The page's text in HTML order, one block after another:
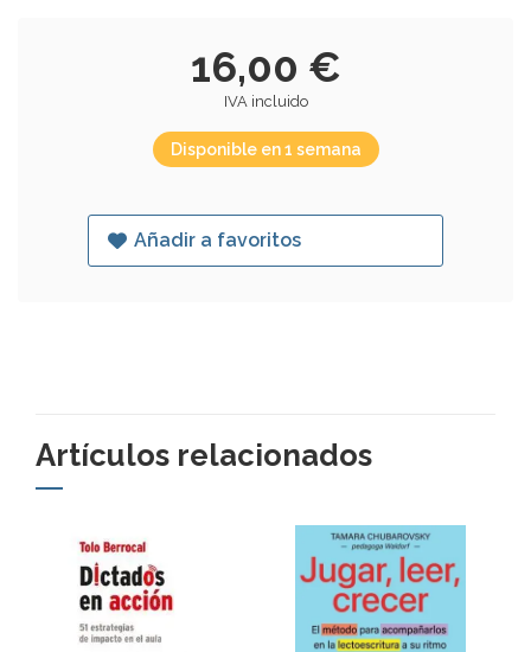
16,00 €
IVA incluido
Disponible en 1 semana
Añadir a favoritos
Artículos relacionados